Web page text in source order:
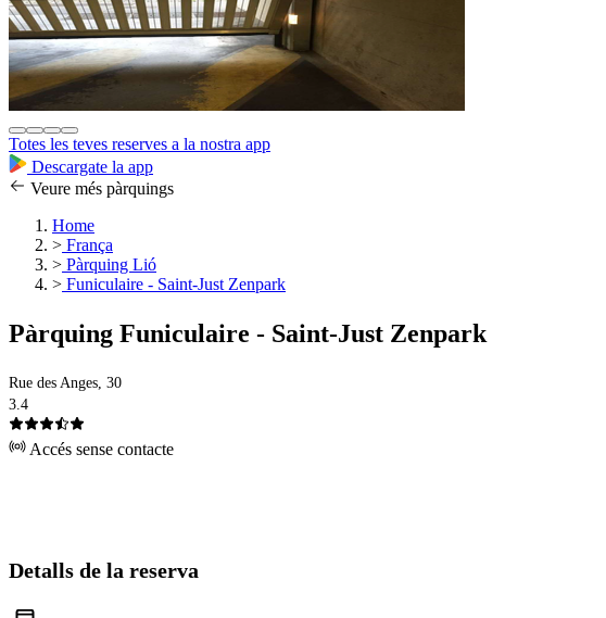
Totes les teves reserves a la nostra app
Descargate la app
Veure més pàrquings
Home
> França
> Pàrquing Lió
> Funiculaire - Saint-Just Zenpark
Pàrquing Funiculaire - Saint-Just Zenpark
Rue des Anges, 30
3.4
Accés sense contacte
Detalls de la reserva